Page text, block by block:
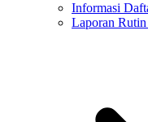
Informasi
Laporan